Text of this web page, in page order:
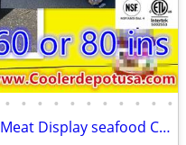
• • • • • • • • • • •
freezer Refrigerated High Deli Meat Display seafood Case fish cabinet